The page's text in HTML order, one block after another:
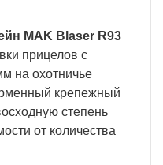
MAK Blaser R93
прицелов с
на охотничье
крепежный
степень
от количества